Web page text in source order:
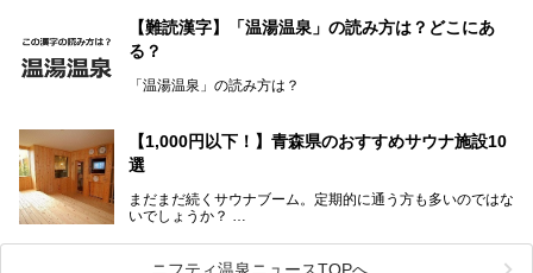
ですが、実はあいのり温泉も決して見逃せない極上湯のひと
つ。その魅力を徹底解説します！
の山並みを眺めながら温泉に浸かり、お食事処でおいしいご
当地グルメを味わうひとときは格別ですね！
今回は、青森県でおすすめのスーパー銭湯を紹介します。
ください。
【難読漢字】「温湯温泉」の読み方は？どこにあ
る？
「温湯温泉」の読み方は？
か？
【1,000円以下！】青森県のおすすめサウナ施設10
選
まだまだ続くサウナブーム。定期的に通う方も多いのではな
いでしょうか？
そこでコスパ抜群！1,000円以下でサウナを楽しめる施設を
紹介します。
ニフティ温泉ニュースTOPへ